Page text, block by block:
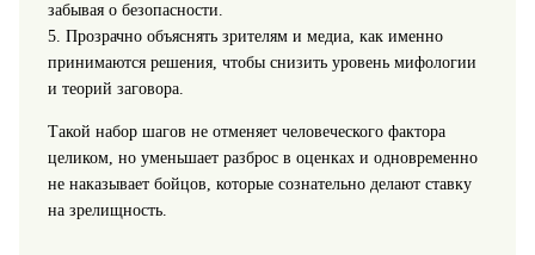
забывая о безопасности.
5. Прозрачно объяснять зрителям и медиа, как именно
принимаются решения, чтобы снизить уровень мифологии
и теорий заговора.
Такой набор шагов не отменяет человеческого фактора
целиком, но уменьшает разброс в оценках и одновременно
не наказывает бойцов, которые сознательно делают ставку
на зрелищность.